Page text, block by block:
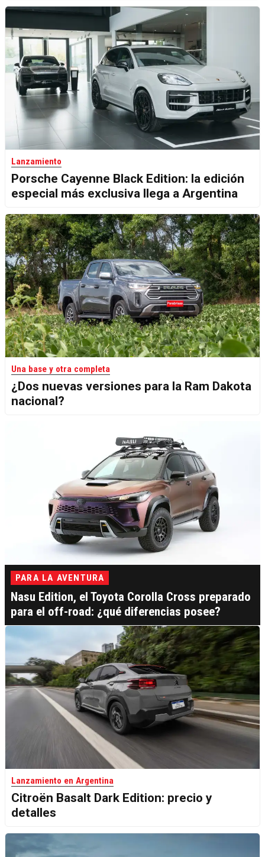
Lanzamiento
Porsche Cayenne Black Edition: la edición
especial más exclusiva llega a Argentina
Una base y otra completa
¿Dos nuevas versiones para la Ram Dakota
nacional?
PARA LA AVENTURA
Nasu Edition, el Toyota Corolla Cross preparado
para el off-road: ¿qué diferencias posee?
Lanzamiento en Argentina
Citroën Basalt Dark Edition: precio y
detalles